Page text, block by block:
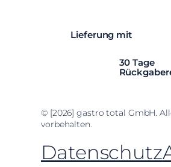
Lieferung mit
30 Tage
© [2026] gastro total GmbH.
vorbehalten.
Datenschutz